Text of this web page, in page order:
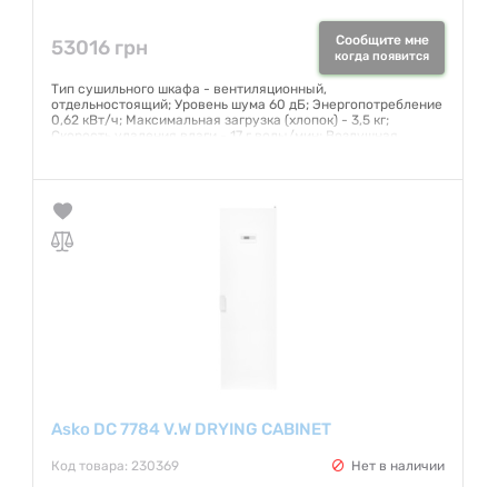
53016 грн Сообщите мне
когда появится
Тип сушильного шкафа - вентиляционный,
отдельностоящий; Уровень шума 60 дБ; Энергопотребление
0,62 кВт/ч; Максимальная загрузка (хлопок) - 3,5 кг;
Скорость удаления влаги - 17 г воды/мин; Воздушная
вентиляционного шланга - 100 см; Диаметр
Гарантия:
Asko DC 7784 V.W DRYING CABINET
Код товара: 230369 Нет в наличии